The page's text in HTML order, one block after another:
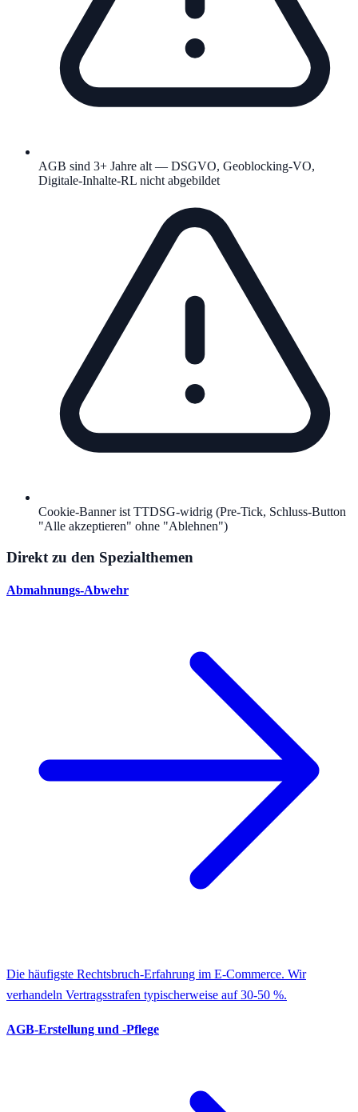
AGB sind 3+ Jahre alt — DSGVO, Geoblocking-VO,
Digitale-Inhalte-RL nicht abgebildet
Cookie-Banner ist TTDSG-widrig (Pre-Tick, Schluss-Button
"Alle akzeptieren" ohne "Ablehnen")
Direkt zu den Spezialthemen
Abmahnungs-Abwehr
Die häufigste Rechtsbruch-Erfahrung im E-Commerce. Wir
verhandeln Vertragsstrafen typischerweise auf 30-50 %.
AGB-Erstellung und -Pflege